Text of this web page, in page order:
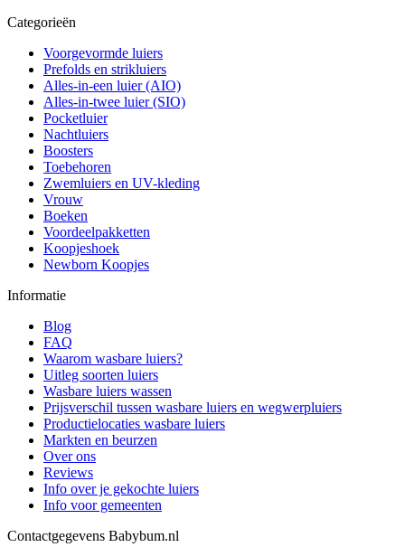
Categorieën
Voorgevormde luiers
Prefolds en strikluiers
Alles-in-een luier (AIO)
Alles-in-twee luier (SIO)
Pocketluier
Nachtluiers
Boosters
Toebehoren
Zwemluiers en UV-kleding
Vrouw
Boeken
Voordeelpakketten
Koopjeshoek
Newborn Koopjes
Informatie
Blog
FAQ
Waarom wasbare luiers?
Uitleg soorten luiers
Wasbare luiers wassen
Prijsverschil tussen wasbare luiers en wegwerpluiers
Productielocaties wasbare luiers
Markten en beurzen
Over ons
Reviews
Info over je gekochte luiers
Info voor gemeenten
Contactgegevens Babybum.nl